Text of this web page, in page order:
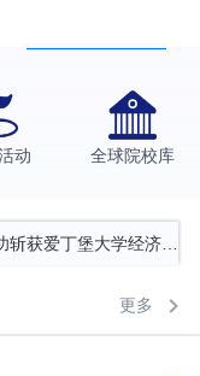
动 全球院校库
案例
业硕士录取案例
斩获爱丁堡大学经济学
敲开哥大、宾大之门
取案例解析
更多